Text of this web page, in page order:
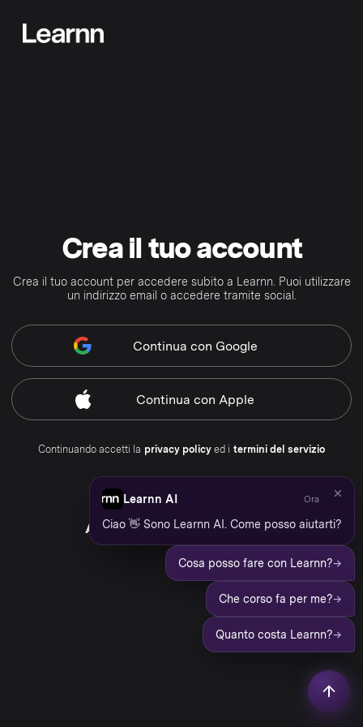
Crea il tuo account
Crea il tuo account per accedere subito a Learnn. Puoi utilizzare
un indirizzo email o accedere tramite social.
Continua con Google
Continua con Apple
Continuando accetti la privacy policy ed i termini del servizio
Accedi al tuo account Learnn
Learnn AI Ora
Ciao 👋 Sono Learnn AI. Come posso aiutarti?
Cosa posso fare con Learnn?→
Che corso fa per me?→
Quanto costa Learnn?→